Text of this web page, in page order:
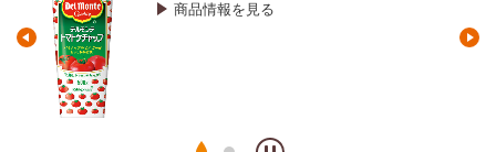
商品情報を見る